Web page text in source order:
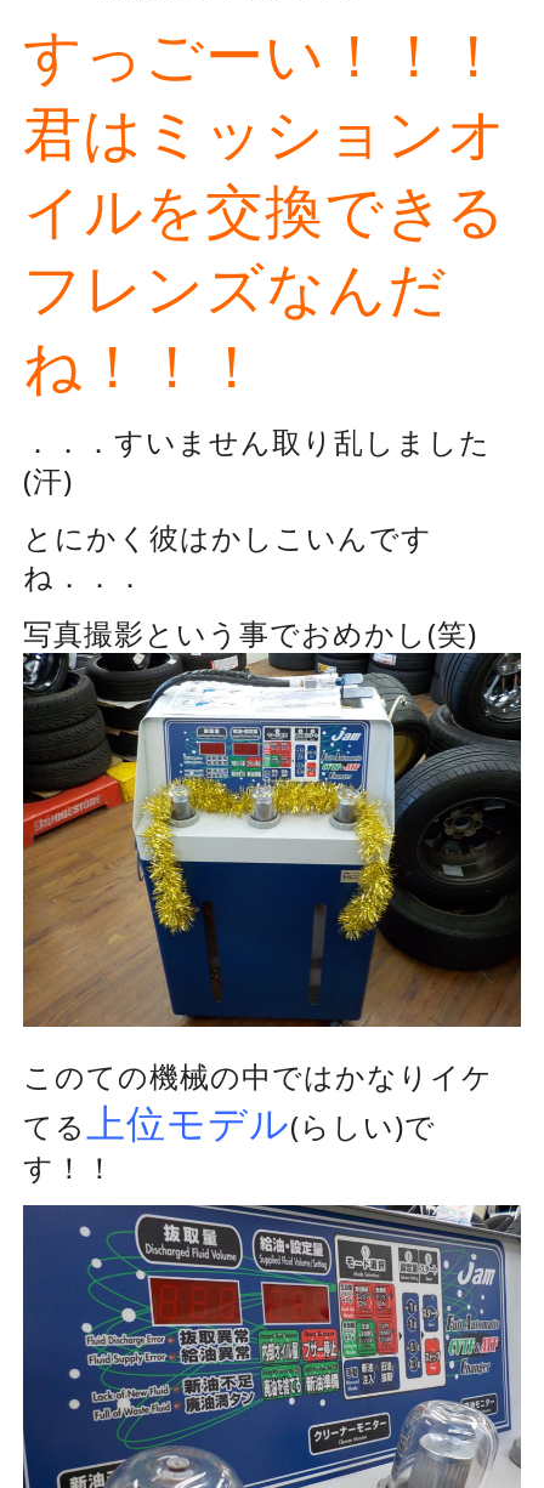
すっごーい！！！
君はミッションオ
イルを交換できる
フレンズなんだ
ね！！！
．．．すいません取り乱しました
(汗)
とにかく彼はかしこいんです
ね．．．
写真撮影という事でおめかし(笑)
このての機械の中ではかなりイケ
てる上位モデル(らしい)で
す！！